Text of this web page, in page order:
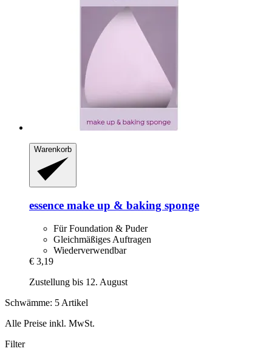
Warenkorb
essence make up & baking sponge
Für Foundation & Puder
Gleichmäßiges Auftragen
Wiederverwendbar
€ 3,19
Zustellung bis 12. August
Schwämme: 5 Artikel
Alle Preise inkl. MwSt.
Filter